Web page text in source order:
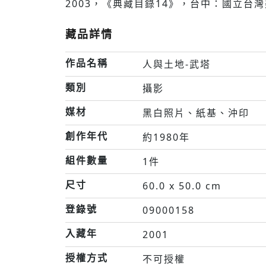
2003，《典藏目錄14》，台中：國立台
藏品詳情
作品名稱
人與土地-武塔
類別
攝影
媒材
黑白照片、紙基、沖印
創作年代
約1980年
組件數量
1件
尺寸
60.0 x 50.0 cm
登錄號
09000158
入藏年
2001
授權方式
不可授權